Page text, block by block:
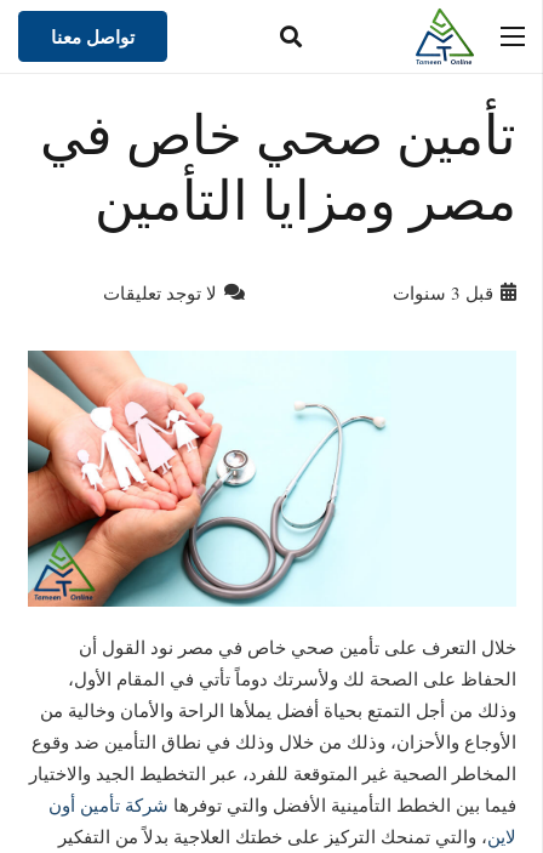
تواصل معنا
تأمين صحي خاص في
مصر ومزايا التأمين
قبل 3 سنوات لا توجد تعليقات
خلال التعرف على تأمين صحي خاص في مصر نود القول أن
الحفاظ على الصحة لك ولأسرتك دوماً تأتي في المقام الأول،
وذلك من أجل التمتع بحياة أفضل يملأها الراحة والأمان وخالية من
الأوجاع والأحزان، وذلك من خلال وذلك في نطاق التأمين ضد وقوع
المخاطر الصحية غير المتوقعة للفرد، عبر التخطيط الجيد والاختيار
فيما بين الخطط التأمينية الأفضل والتي توفرها شركة تأمين أون
لاين، والتي تمنحك التركيز على خطتك العلاجية بدلاً من التفكير